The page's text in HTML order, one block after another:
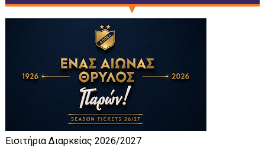
Εισιτήρια Διαρκείας 2026/2027